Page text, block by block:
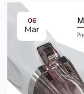
06
Mar